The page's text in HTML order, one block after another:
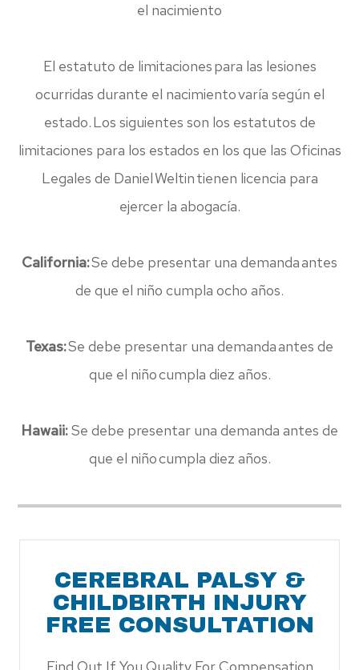
el nacimiento
El estatuto de limitaciones para las lesiones
ocurridas durante el nacimiento varía según el
estado. Los siguientes son los estatutos de
limitaciones para los estados en los que las Oficinas
Legales de Daniel Weltin tienen licencia para
ejercer la abogacía.
California:Se debe presentar una demanda antes
de que el niño cumpla ocho años.
Texas:Se debe presentar una demanda antes de
que el niño cumpla diez años.
Hawaii:Se debe presentar una demanda antes de
que el niño cumpla diez años.
CEREBRAL PALSY &
CHILDBIRTH INJURY
FREE CONSULTATION